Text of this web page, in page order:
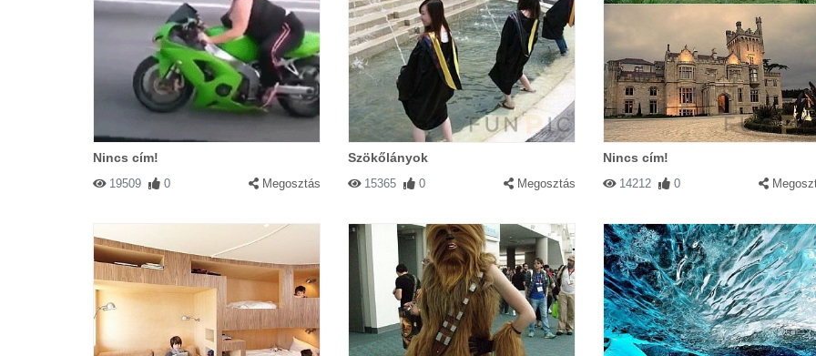
Nincs cím!
19509 0 Megosztás
Szökőlányok
15365 0 Megosztás
Nincs cím!
14212 0